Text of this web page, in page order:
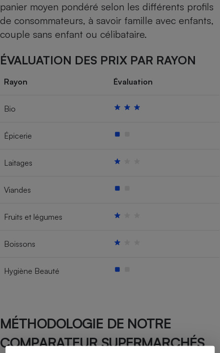
panier moyen pondéré selon les différents profils
de consommateurs, à savoir famille avec enfants,
couple sans enfant ou célibataire.
ÉVALUATION DES PRIX PAR RAYON
Rayon Évaluation
Bio
Épicerie
Laitages
Viandes
Fruits et légumes
Boissons
Hygiène Beauté
MÉTHODOLOGIE DE NOTRE
COMPARATEUR SUPERMARCHÉS